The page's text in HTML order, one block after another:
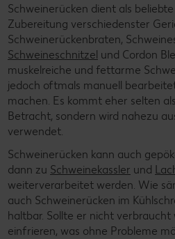
Schweinerücken dient als
Zubereitung verschiedenster
Schweinerückenbraten,
Schweineschnitzel und Cordon
muskelreiche und fettarme
jedoch oftmals manuell
machen. Es kommt eher selten
Betracht, sondern wird nahezu
verwendet.
Schweinerücken kann auch
dann zu Schweinekassler und
weiterverarbeitet werden. Wie
auch Schweinerücken im
haltbar. Sollte er nicht verbraucht
einfrieren, was ohne Probleme